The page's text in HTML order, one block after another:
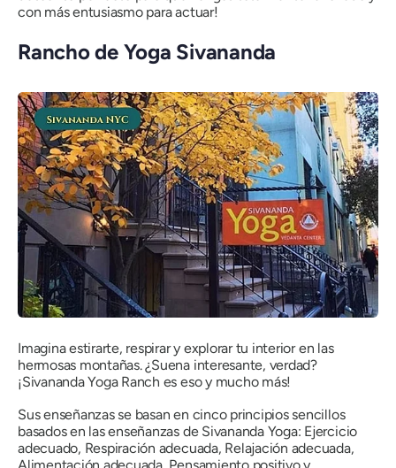
con más entusiasmo para actuar!
Rancho de Yoga Sivananda
Imagina estirarte, respirar y explorar tu interior en las
hermosas montañas. ¿Suena interesante, verdad?
¡Sivananda Yoga Ranch es eso y mucho más!
Sus enseñanzas se basan en cinco principios sencillos
basados ​​en las enseñanzas de Sivananda Yoga: Ejercicio
adecuado, Respiración adecuada, Relajación adecuada,
Alimentación adecuada, Pensamiento positivo y